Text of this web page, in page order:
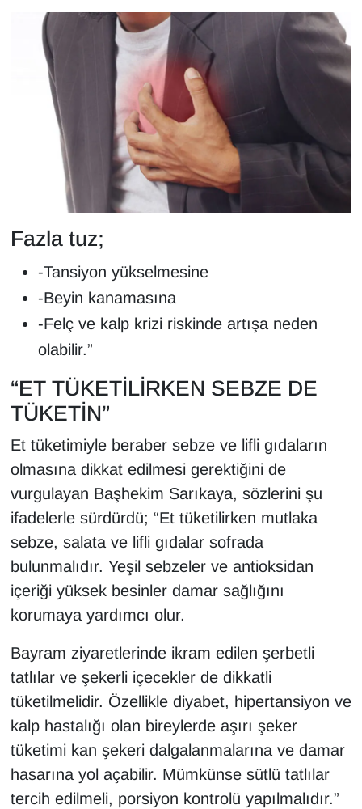
Fazla tuz;
-Tansiyon yükselmesine
-Beyin kanamasına
-Felç ve kalp krizi riskinde artışa neden
olabilir.”
“ET TÜKETİLİRKEN SEBZE DE
TÜKETİN”
Et tüketimiyle beraber sebze ve lifli gıdaların
olmasına dikkat edilmesi gerektiğini de
vurgulayan Başhekim Sarıkaya, sözlerini şu
ifadelerle sürdürdü; “Et tüketilirken mutlaka
sebze, salata ve lifli gıdalar sofrada
bulunmalıdır. Yeşil sebzeler ve antioksidan
içeriği yüksek besinler damar sağlığını
korumaya yardımcı olur.
Bayram ziyaretlerinde ikram edilen şerbetli
tatlılar ve şekerli içecekler de dikkatli
tüketilmelidir. Özellikle diyabet, hipertansiyon ve
kalp hastalığı olan bireylerde aşırı şeker
tüketimi kan şekeri dalgalanmalarına ve damar
hasarına yol açabilir. Mümkünse sütlü tatlılar
tercih edilmeli, porsiyon kontrolü yapılmalıdır.”